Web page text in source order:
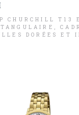
CHURCHILL T13
DORÉES ET